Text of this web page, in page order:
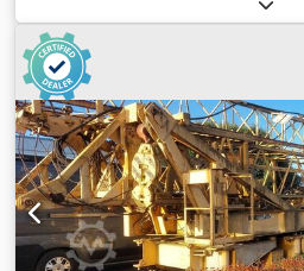
uključujući središnji protuuter
30 m Domet 65 m, uključujući
256HC Kabina Radio ABB
Dizalica snage 45 kW Cijena,
Nürnbergu.